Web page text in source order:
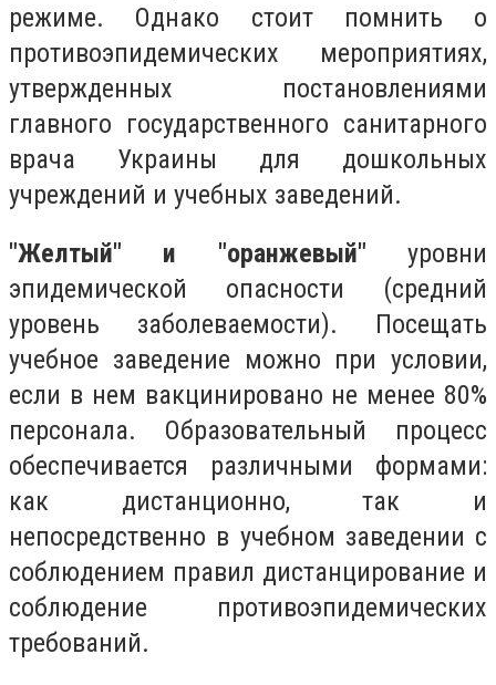
режиме. Однако стоит помнить о
противоэпидемических мероприятиях,
утвержденных постановлениями
главного государственного санитарного
врача Украины для дошкольных
учреждений и учебных заведений.
"Желтый" и "оранжевый" уровни
эпидемической опасности (средний
уровень заболеваемости). Посещать
учебное заведение можно при условии,
если в нем вакцинировано не менее 80%
персонала. Образовательный процесс
обеспечивается различными формами:
как дистанционно, так и
непосредственно в учебном заведении с
соблюдением правил дистанцирование и
соблюдение противоэпидемических
требований.